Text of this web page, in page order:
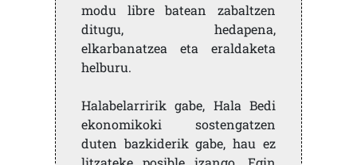
modu libre batean zabaltzen
ditugu, hedapena,
elkarbanatzea eta eraldaketa
helburu.
Halabelarririk gabe, Hala Bedi
ekonomikoki sostengatzen
duten bazkiderik gabe, hau ez